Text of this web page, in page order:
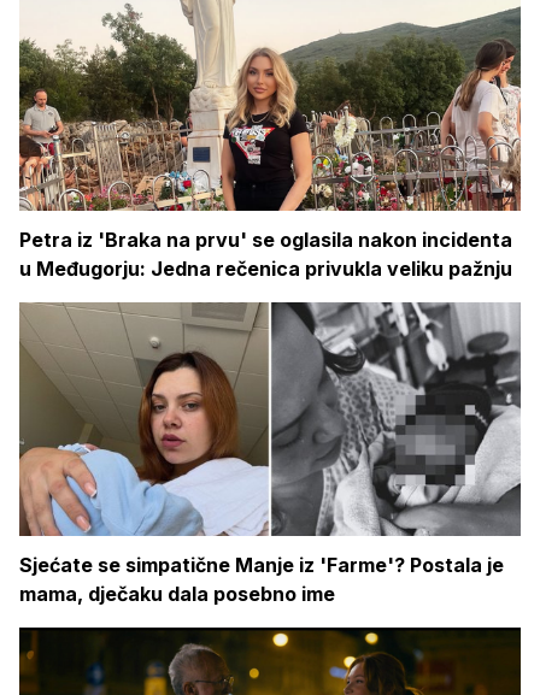
Petra iz 'Braka na prvu' se oglasila nakon incidenta
u Međugorju: Jedna rečenica privukla veliku pažnju
Sjećate se simpatične Manje iz 'Farme'? Postala je
mama, dječaku dala posebno ime